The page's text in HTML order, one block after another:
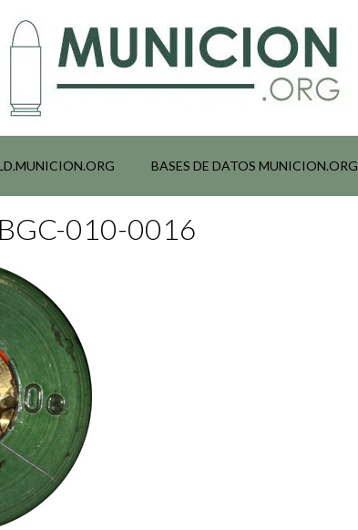
BASES DE DATOS MUNICION.ORG
010-0016